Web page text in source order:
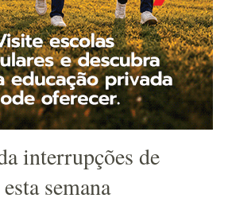
interrupções de
semana